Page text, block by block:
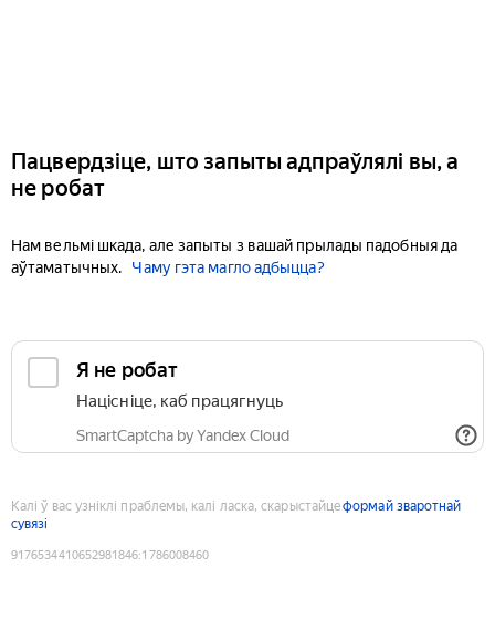
Пацвердзіце, што запыты адпраўлялі вы, а
не робат
Нам вельмі шкада, але запыты з вашай прылады падобныя да
аўтаматычных.
Чаму гэта магло адбыцца?
Я не робат
Націсніце, каб працягнуць
SmartCaptcha by Yandex Cloud
Калі ў вас узніклі праблемы, калі ласка, скарыстайцеформай зваротнай
сувязі
9176534410652981846:1786008460